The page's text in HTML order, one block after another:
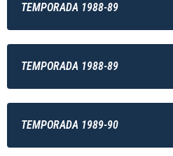
TEMPORADA 1988-89
TEMPORADA 1988-89
TEMPORADA 1989-90